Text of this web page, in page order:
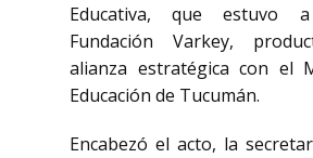
Educativa, que estuvo
Fundación Varkey,
alianza estratégica con el
Educación de Tucumán.
Encabezó el acto, la